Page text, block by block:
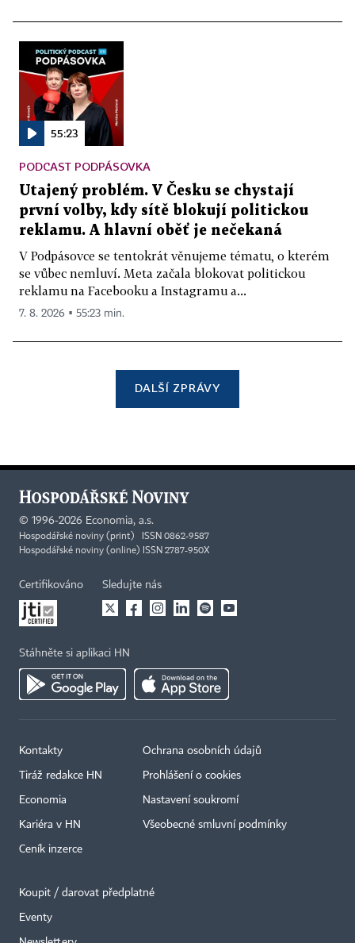
55:23
PODCAST PODPÁSOVKA
Utajený problém. V Česku se chystají
první volby, kdy sítě blokují politickou
reklamu. A hlavní oběť je nečekaná
V Podpásovce se tentokrát věnujeme tématu, o kterém
se vůbec nemluví. Meta začala blokovat politickou
reklamu na Facebooku a Instagramu a...
7. 8. 2026 ▪ 55:23 min.
DALŠÍ ZPRÁVY
© 1996-2026 Economia, a.s.
Hospodářské noviny (print) ISSN 0862-9587
Hospodářské noviny (online) ISSN 2787-950X
Certifikováno Sledujte nás
Stáhněte si aplikaci HN
Kontakty
Tiráž redakce HN
Economia
Kariéra v HN
Ceník inzerce
Ochrana osobních údajů
Prohlášení o cookies
Nastavení soukromí
Všeobecné smluvní podmínky
Koupit / darovat předplatné
Eventy